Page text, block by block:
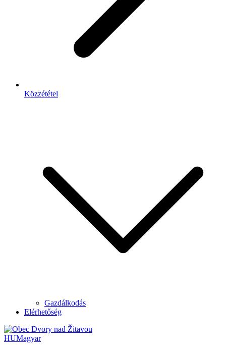
Közzététel
Gazdálkodás
Elérhetőség
HUMagyar